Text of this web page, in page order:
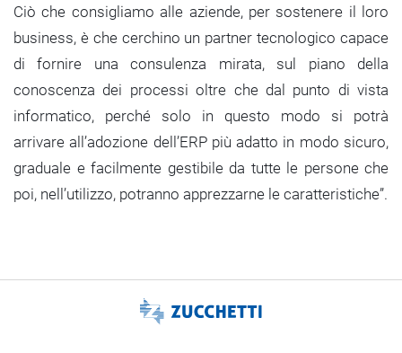
Ciò che consigliamo alle aziende, per sostenere il loro
business, è che cerchino un partner tecnologico capace
di fornire una consulenza mirata, sul piano della
conoscenza dei processi oltre che dal punto di vista
informatico, perché solo in questo modo si potrà
arrivare all’adozione dell’ERP più adatto in modo sicuro,
graduale e facilmente gestibile da tutte le persone che
poi, nell’utilizzo, potranno apprezzarne le caratteristiche”.